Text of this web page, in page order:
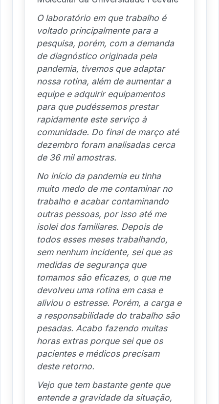
O laboratório em que trabalho é
voltado principalmente para a
pesquisa, porém, com a demanda
de diagnóstico originada pela
pandemia, tivemos que adaptar
nossa rotina, além de aumentar a
equipe e adquirir equipamentos
para que pudéssemos prestar
rapidamente este serviço à
comunidade. Do final de março até
dezembro foram analisadas cerca
de 36 mil amostras.
No início da pandemia eu tinha
muito medo de me contaminar no
trabalho e acabar contaminando
outras pessoas, por isso até me
isolei dos familiares. Depois de
todos esses meses trabalhando,
sem nenhum incidente, sei que as
medidas de segurança que
tomamos são eficazes, o que me
devolveu uma rotina em casa e
aliviou o estresse. Porém, a carga e
a responsabilidade do trabalho são
pesadas. Acabo fazendo muitas
horas extras porque sei que os
pacientes e médicos precisam
deste retorno.
Vejo que tem bastante gente que
entende a gravidade da situação,